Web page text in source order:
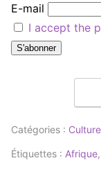
E-mail
I accept the
Catégories : Culture
Étiquettes : Afrique,